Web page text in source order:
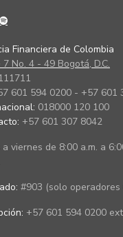
Financiera de Colombia
7 No. 4 - 49 Bogotá, D.C.
601 594 0200 - +57 601
018000 120 100
+57 601 307 8042
a viernes de 8:00 a.m. a
#903 (solo operadores
+57 601 594 0200